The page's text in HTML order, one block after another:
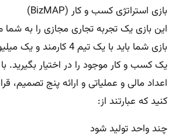
بازی استراتژی کسب و کار (BizMAP)
این بازی یک تجربه تجاری مجازی را به
بازی شما باید با یک تیم 4
یک کسب و کار موجود را در اختیار بگیرید.
اعداد مالی و عملیاتی و ارائه پنج تصمیم،
کنید که عبارتند از:
چند واحد تولید شود